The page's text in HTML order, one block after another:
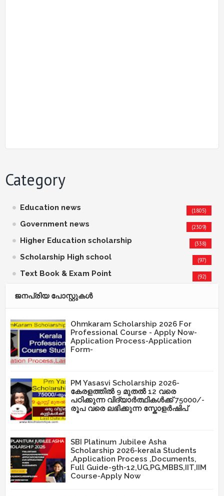
Category
Education news (1805)
Government news (2309)
Higher Education scholarship (338)
Scholarship High school (97)
Text Book & Exam Point (92)
ജനപ്രിയ പോസ്റ്റുകള്‍‌
Ohmkaram Scholarship 2026 For
Professional Course - Apply Now-
Application Process-Application
Form-
PM Yasasvi Scholarship 2026-
കേരളത്തിൽ 9 മുതൽ 12 വരെ
പഠിക്കുന്ന വിദ്യാർത്ഥികൾക്ക് 75000/-
രൂപ വരെ ലഭിക്കുന്ന സ്കോളർഷിപ്
SBI Platinum Jubilee Asha
Scholarship 2026-kerala Students
,Application Process ,Documents,
Full Guide-9th-12,UG,PG,MBBS,IIT,IIM
Course-Apply Now